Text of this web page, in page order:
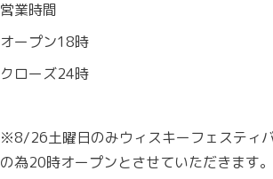
営業時間
オープン18時
クローズ24時
※8/26土曜日のみウィスキーフェスティ
の為20時オープンとさせていただきます。